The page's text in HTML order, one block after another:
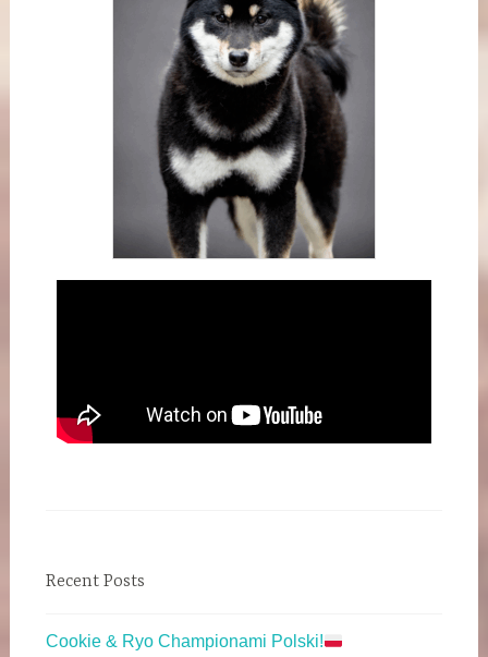
Recent Posts
Cookie & Ryo Championami Polski!